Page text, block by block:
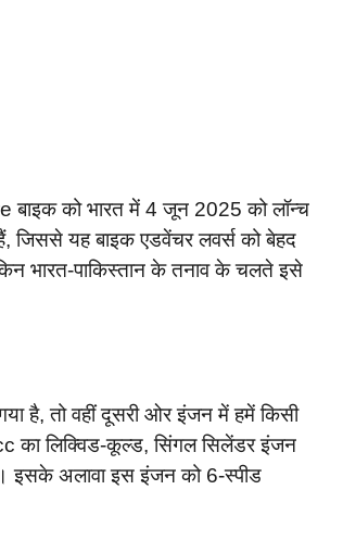
को भारत में 4 जून 2025 को लॉन्च
जिससे यह बाइक एडवेंचर लवर्स को बेहद
भारत-पाकिस्तान के तनाव के चलते इसे
है, तो वहीं दूसरी ओर इंजन में हमें किसी
का लिक्विड-कूल्ड, सिंगल सिलेंडर इंजन
इसके अलावा इस इंजन को 6-स्पीड